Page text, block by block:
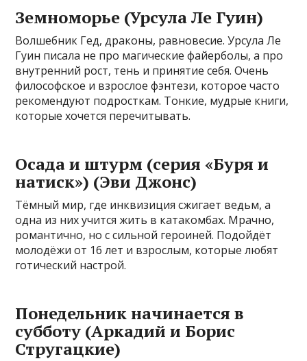
Земноморье (Урсула Ле Гуин)
Волшебник Гед, драконы, равновесие. Урсула Ле
Гуин писала не про магические файерболы, а про
внутренний рост, тень и принятие себя. Очень
философское и взрослое фэнтези, которое часто
рекомендуют подросткам. Тонкие, мудрые книги,
которые хочется перечитывать.
Осада и штурм (серия «Буря и
натиск») (Эви Джонс)
Тёмный мир, где инквизиция сжигает ведьм, а
одна из них учится жить в катакомбах. Мрачно,
романтично, но с сильной героиней. Подойдёт
молодёжи от 16 лет и взрослым, которые любят
готический настрой.
Понедельник начинается в
субботу (Аркадий и Борис
Стругацкие)